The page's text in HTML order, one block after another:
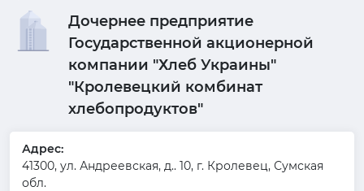
Дочернее предприятие
Государственной акционерной
компании "Хлеб Украины"
"Кролевецкий комбинат
хлебопродуктов"
Адрес:
41300, ул. Андреевская, д.. 10, г. Кролевец, Сумская
обл.